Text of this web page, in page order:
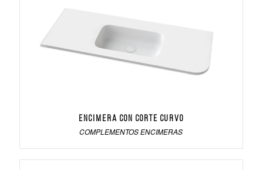
Encimera con corte curvo
COMPLEMENTOS ENCIMERAS